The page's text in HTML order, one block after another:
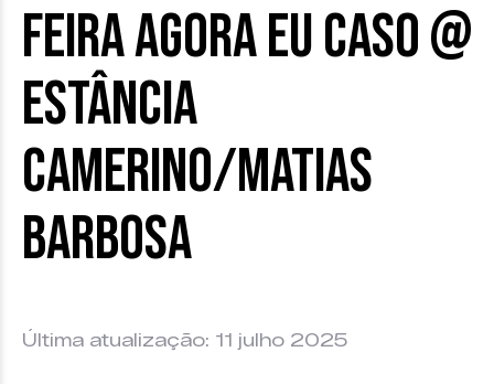
Feira Agora eu Caso @
Estância
Camerino/Matias
Barbosa
Última atualização: 11 julho 2025